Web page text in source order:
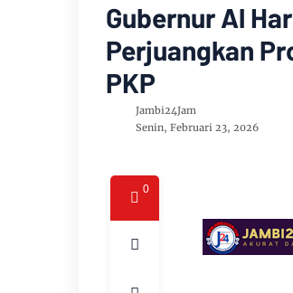
Gubernur Al
Perjuangkan
PKP
Jambi24Jam
Senin, Februari 23, 2026
0